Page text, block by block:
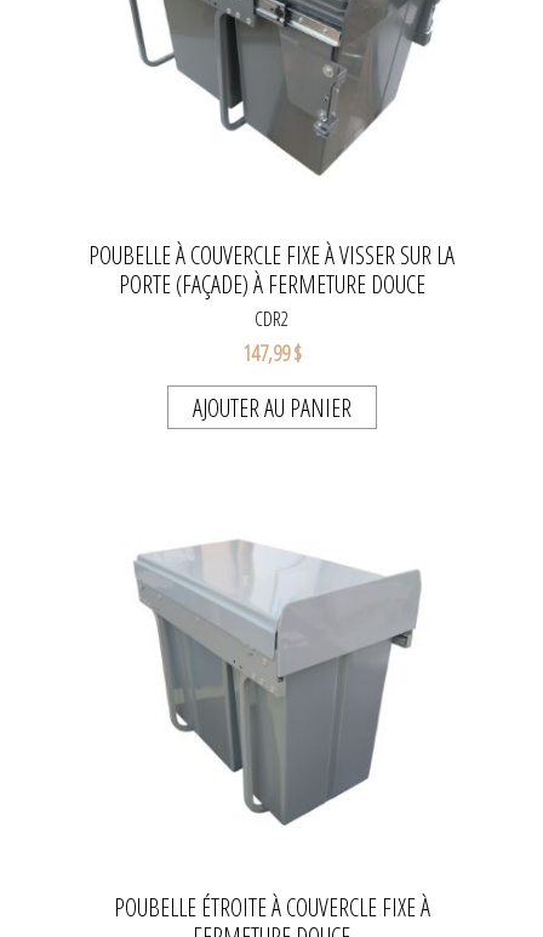
POUBELLE À COUVERCLE FIXE À VISSER SUR LA
PORTE (FAÇADE) À FERMETURE DOUCE
CDR2
147,99 $
AJOUTER AU PANIER
POUBELLE ÉTROITE À COUVERCLE FIXE À